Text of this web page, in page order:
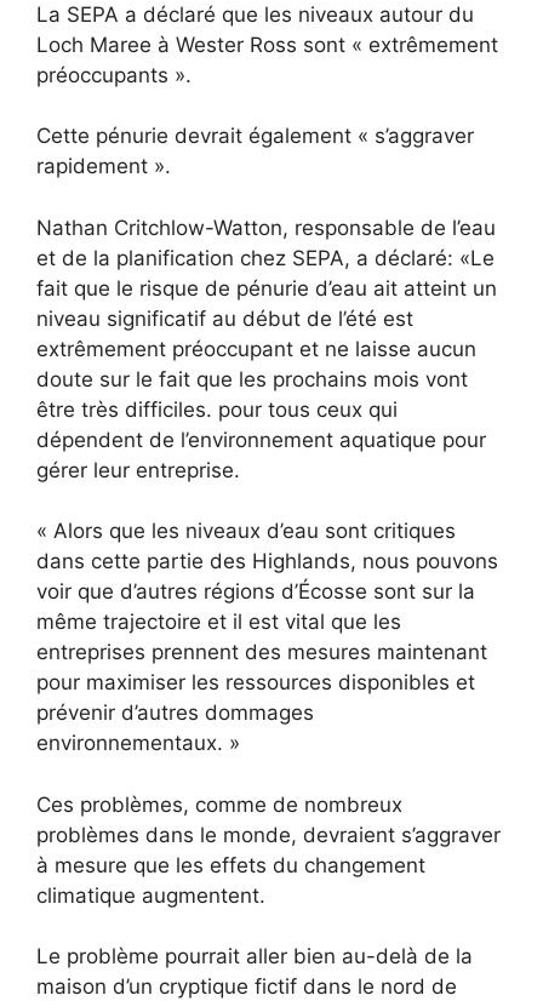
La SEPA a déclaré que les niveaux autour du
Loch Maree à Wester Ross sont « extrêmement
préoccupants ».
Cette pénurie devrait également « s’aggraver
rapidement ».
Nathan Critchlow-Watton, responsable de l’eau
et de la planification chez SEPA, a déclaré: «Le
fait que le risque de pénurie d’eau ait atteint un
niveau significatif au début de l’été est
extrêmement préoccupant et ne laisse aucun
doute sur le fait que les prochains mois vont
être très difficiles. pour tous ceux qui
dépendent de l’environnement aquatique pour
gérer leur entreprise.
« Alors que les niveaux d’eau sont critiques
dans cette partie des Highlands, nous pouvons
voir que d’autres régions d’Écosse sont sur la
même trajectoire et il est vital que les
entreprises prennent des mesures maintenant
pour maximiser les ressources disponibles et
prévenir d’autres dommages
environnementaux. »
Ces problèmes, comme de nombreux
problèmes dans le monde, devraient s’aggraver
à mesure que les effets du changement
climatique augmentent.
Le problème pourrait aller bien au-delà de la
maison d’un cryptique fictif dans le nord de